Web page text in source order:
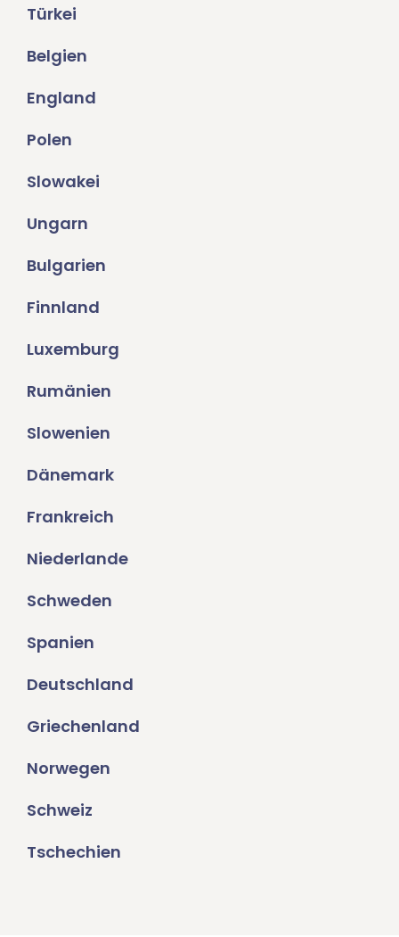
Türkei
Belgien
England
Polen
Slowakei
Ungarn
Bulgarien
Finnland
Luxemburg
Rumänien
Slowenien
Dänemark
Frankreich
Niederlande
Schweden
Spanien
Deutschland
Griechenland
Norwegen
Schweiz
Tschechien